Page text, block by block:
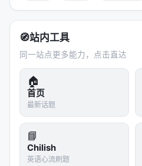
🧭站内工具
同一站点更多能力，点击直达
🏠
首页
最新话题
📘
Chilish
英语心流刷题